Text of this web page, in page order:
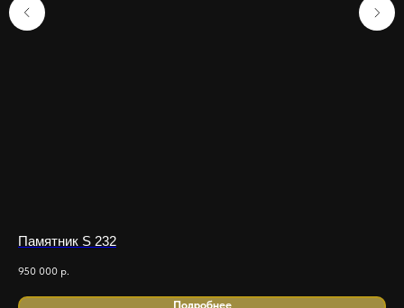
Памятник S 232
950 000 р.
Подробнее